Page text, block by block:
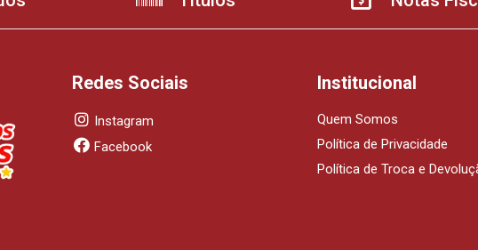
Redes Sociais
Instagram
Facebook
Institucional
Quem Somos
Política de Privacidade
Política de Troca e